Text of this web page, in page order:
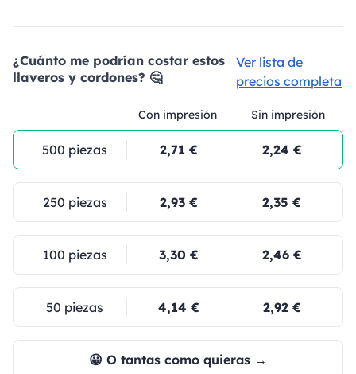
¿Cuánto me podrían costar estos
llaveros y cordones? 🤔
Ver lista de
precios completa
Con impresión Sin impresión
500 piezas 2,71 € 2,24 €
250 piezas 2,93 € 2,35 €
100 piezas 3,30 € 2,46 €
50 piezas 4,14 € 2,92 €
😀 O tantas como quieras →